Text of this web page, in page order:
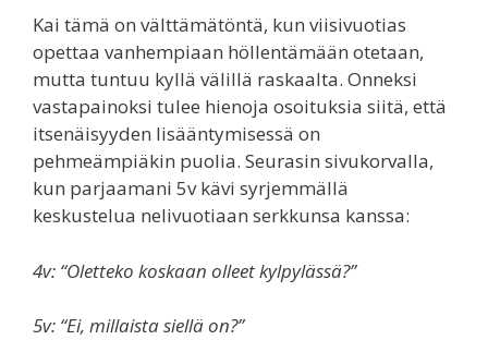
Kai tämä on välttämätöntä, kun viisivuotias
opettaa vanhempiaan höllentämään otetaan,
mutta tuntuu kyllä välillä raskaalta. Onneksi
vastapainoksi tulee hienoja osoituksia siitä, että
itsenäisyyden lisääntymisessä on
pehmeämpiäkin puolia. Seurasin sivukorvalla,
kun parjaamani 5v kävi syrjemmällä
keskustelua nelivuotiaan serkkunsa kanssa:
4v: “Oletteko koskaan olleet kylpylässä?”
5v: “Ei, millaista siellä on?”